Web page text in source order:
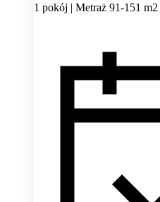
1 pokój | Metraż 91-151 m2